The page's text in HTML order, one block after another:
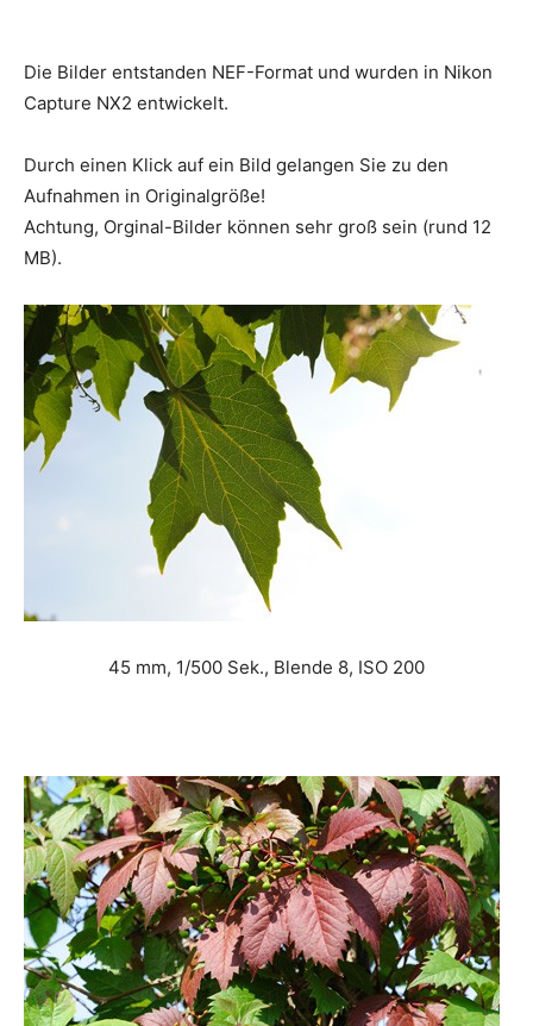
Die Bilder entstanden NEF-Format und wurden in Nikon
Capture NX2 entwickelt.
Durch einen Klick auf ein Bild gelangen Sie zu den
Aufnahmen in Originalgröße!
Achtung, Orginal-Bilder können sehr groß sein (rund 12
MB).
45 mm, 1/500 Sek., Blende 8, ISO 200